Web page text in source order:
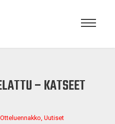
– KATSEET
Uutiset